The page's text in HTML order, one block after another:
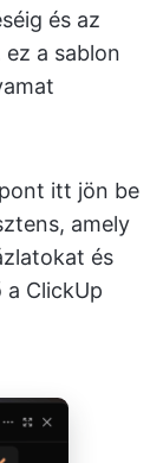
és az
a sablon
itt jön be
amely
és
ClickUp